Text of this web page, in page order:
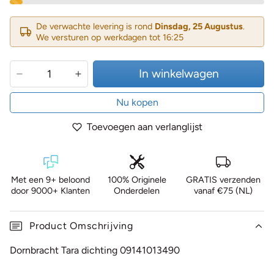
De verwachte levering is rond Dinsdag, 25 Augustus.
We versturen op werkdagen tot 16:25
In winkelwagen
Nu kopen
Toevoegen aan verlanglijst
Met een 9+ beloond
door 9000+ Klanten
100% Originele
Onderdelen
GRATIS verzenden
vanaf €75 (NL)
Product Omschrijving
Dornbracht Tara dichting 09141013490